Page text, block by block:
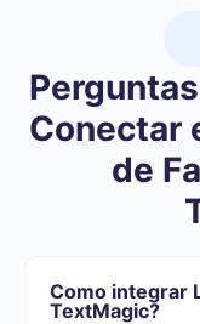
Conectar
de
Como integrar
TextMagic?